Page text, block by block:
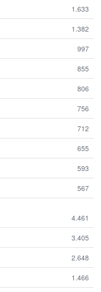
1.633
1.382
997
855
806
756
712
655
593
567
4.461
3.405
2.648
1.466